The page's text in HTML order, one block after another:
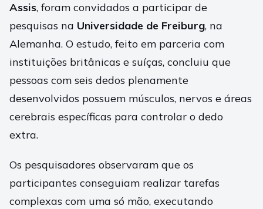
Assis, foram convidados a participar de
pesquisas na Universidade de Freiburg, na
Alemanha. O estudo, feito em parceria com
instituições britânicas e suíças, concluiu que
pessoas com seis dedos plenamente
desenvolvidos possuem músculos, nervos e áreas
cerebrais específicas para controlar o dedo
extra.
Os pesquisadores observaram que os
participantes conseguiam realizar tarefas
complexas com uma só mão, executando